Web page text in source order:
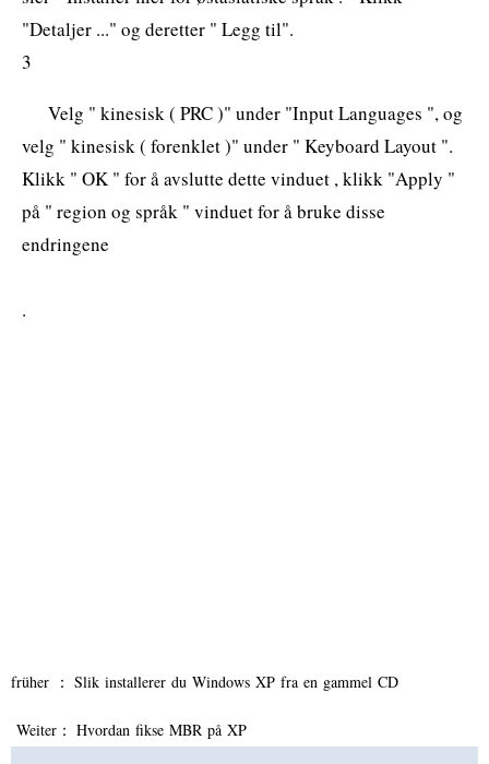
"Detaljer ..." og deretter " Legg til".
3
Velg " kinesisk ( PRC )" under "Input Languages ​​", og
velg " kinesisk ( forenklet )" under " Keyboard Layout ".
Klikk " OK " for å avslutte dette vinduet , klikk "Apply "
på " region og språk " vinduet for å bruke disse
endringene
.
früher ： Slik installerer du Windows XP fra en gammel CD
Weiter： Hvordan fikse MBR på XP